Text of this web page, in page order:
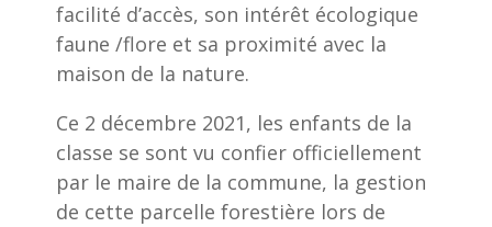
facilité d’accès, son intérêt écologique
faune /flore et sa proximité avec la
maison de la nature.
Ce 2 décembre 2021, les enfants de la
classe se sont vu confier officiellement
par le maire de la commune, la gestion
de cette parcelle forestière lors de